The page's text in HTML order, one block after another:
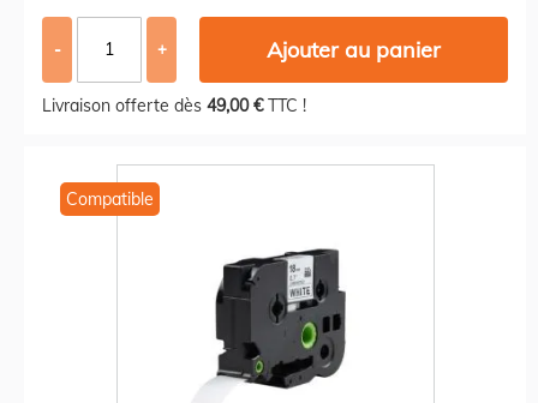
- + Ajouter au panier
Livraison offerte dès 49,00 €TTC !
Compatible